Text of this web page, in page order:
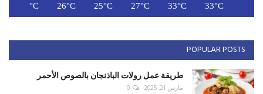
33°C
33°C
27°C
25°C
26°C
26°C
POPULAR POSTS
طريقة عمل رولات الباذنجان بالصوص الأحمر
مارس 21, 2025 0